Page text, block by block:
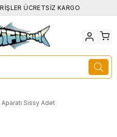
ÜCRETSİZ KARGO
Sissy Adet